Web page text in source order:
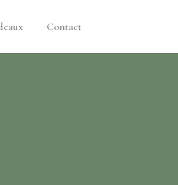
Contact